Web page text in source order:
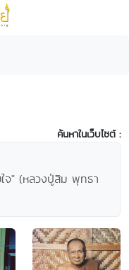
ค้นหาในเว็บไซต์ :
จ" (หลวงปู่สิม พุทธา